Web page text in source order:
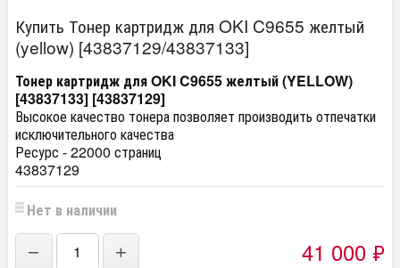
Купить Тонер картридж для OKI C9655 желтый
(yellow) [43837129/43837133]
Тонер картридж для OKI C9655 желтый (YELLOW)
[43837133] [43837129]
Высокое качество тонера позволяет производить отпечатки
исключительного качества
Ресурс - 22000 страниц
43837129
Нет в наличии
− + 41 000 ₽